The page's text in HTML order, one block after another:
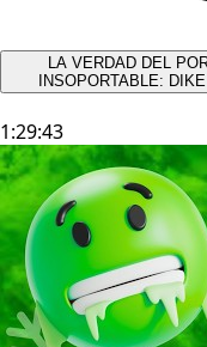
LA VERDAD DEL
INSOPORTABLE:
1:29:43